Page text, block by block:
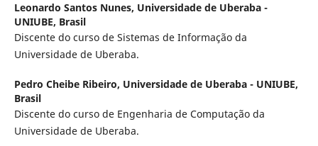
Leonardo Santos Nunes, Universidade de Uberaba -
UNIUBE, Brasil
Discente do curso de Sistemas de Informação da
Universidade de Uberaba.
Pedro Cheibe Ribeiro, Universidade de Uberaba - UNIUBE,
Brasil
Discente do curso de Engenharia de Computação da
Universidade de Uberaba.